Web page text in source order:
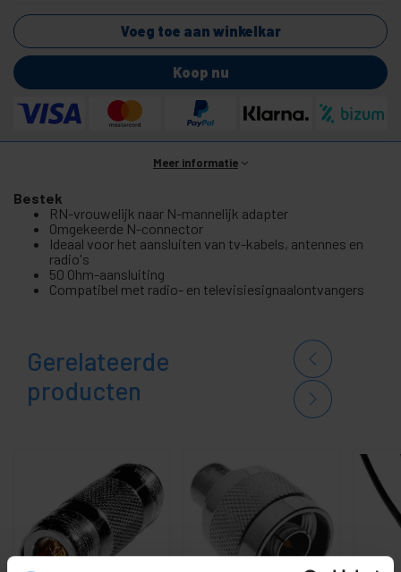
Voeg toe aan winkelkar
Koop nu
Meer informatie
Bestek
RN-vrouwelijk naar N-mannelijk adapter
Omgekeerde N-connector
Ideaal voor het aansluiten van tv-kabels, antennes en
radio's
50 Ohm-aansluiting
Compatibel met radio- en televisiesignaalontvangers
Gerelateerde
producten